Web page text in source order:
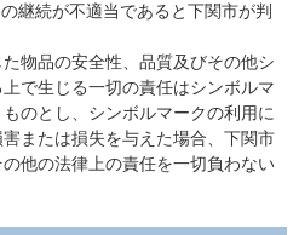
継続が不適当であると下関市が判
物品の安全性、品質及びその他シ
で生じる一切の責任はシンボルマ
のとし、シンボルマークの利用に
または損失を与えた場合、下関市
他の法律上の責任を一切負わない